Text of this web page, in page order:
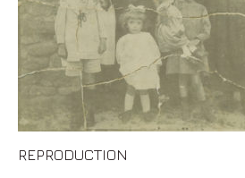
Portrait cadeau
Accès Privé
Mariage
Préparatifs
Couple
REPRODUCTION